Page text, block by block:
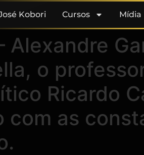
Kobori Cursos Mídia
Alexandre
o
Ricardo
com as